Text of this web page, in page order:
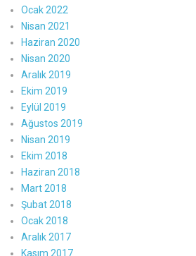
Ocak 2022
Nisan 2021
Haziran 2020
Nisan 2020
Aralık 2019
Ekim 2019
Eylül 2019
Ağustos 2019
Nisan 2019
Ekim 2018
Haziran 2018
Mart 2018
Şubat 2018
Ocak 2018
Aralık 2017
Kasım 2017